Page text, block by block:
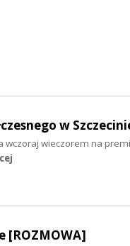
w
wczoraj wieczorem na
[ROZMOWA]